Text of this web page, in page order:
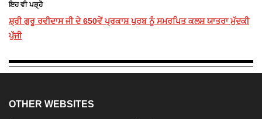
ਇਹ ਵੀ ਪੜ੍ਹੋ
ਸ਼੍ਰੀ ਗੁਰੂ ਰਵੀਦਾਸ ਜੀ ਦੇ 650ਵੇਂ ਪ੍ਰਕਾਸ਼ ਪੁਰਬ ਨੂੰ ਸਮਰਪਿਤ ਕਲਸ਼ ਯਾਤਰਾ ਮੁੱਦਕੀ
ਪੁੱਜੀ
OTHER WEBSITES